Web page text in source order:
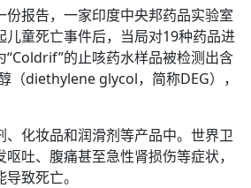
份报告，一家印度中央邦药品实验室
儿童死亡事件后，当局对19种药品进
“Coldrif”的止咳药水样品被检测出含
（diethylene glycol，简称DEG），
、化妆品和润滑剂等产品中。世界卫
吐、腹痛甚至急性肾损伤等症状，
致死亡。